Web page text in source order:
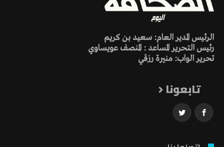
الرئيس المدير العام: سعيد بن كريم
رئيس التحرير المساعد : المنصف عويساوي
تحرير الواب: منيرة رزقي
تابعونا